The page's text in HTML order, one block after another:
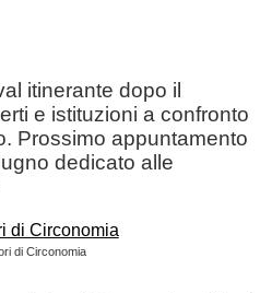
itinerante dopo il
e istituzioni a confronto
Prossimo appuntamento
dedicato alle
di Circonomia